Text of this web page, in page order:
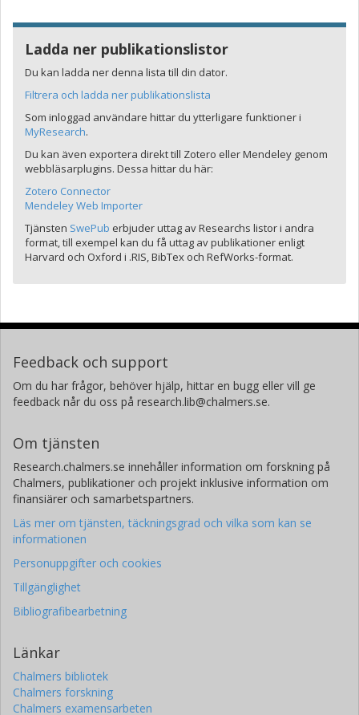
Ladda ner publikationslistor
Du kan ladda ner denna lista till din dator.
Filtrera och ladda ner publikationslista
Som inloggad användare hittar du ytterligare funktioner i
MyResearch.
Du kan även exportera direkt till Zotero eller Mendeley genom
webbläsarplugins. Dessa hittar du här:
Zotero Connector
Mendeley Web Importer
Tjänsten SwePub erbjuder uttag av Researchs listor i andra
format, till exempel kan du få uttag av publikationer enligt
Harvard och Oxford i .RIS, BibTex och RefWorks-format.
Feedback och support
Om du har frågor, behöver hjälp, hittar en bugg eller vill ge
feedback når du oss på research.lib@chalmers.se.
Om tjänsten
Research.chalmers.se innehåller information om forskning på
Chalmers, publikationer och projekt inklusive information om
finansiärer och samarbetspartners.
Läs mer om tjänsten, täckningsgrad och vilka som kan se
informationen
Personuppgifter och cookies
Tillgänglighet
Bibliografibearbetning
Länkar
Chalmers bibliotek
Chalmers forskning
Chalmers examensarbeten